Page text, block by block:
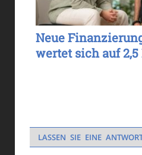
Neue
wertet sich auf
LASSEN SIE EINE